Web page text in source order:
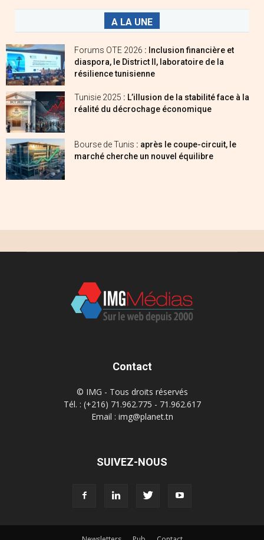
A LA UNE
Forums OTE 2026 : Inclusion financière et
diaspora, le District II, laboratoire de la
résilience tunisienne
Tunisie 2025 : L’illusion de la stabilité face à la
réalité du décrochage économique
Bourse de Tunis : après le coupe-circuit, le
marché cherche un nouvel équilibre
Contact
© IMG - Tous droits réservés
Tél. : (+216) 71.962.775 - 71.962.617
Email : img@planet.tn
SUIVEZ-NOUS